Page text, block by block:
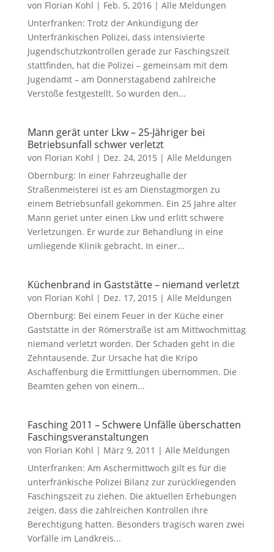
von Florian Kohl | Feb. 5, 2016| Alle Meldungen
Unterfranken: Trotz der Ankündigung der
Unterfränkischen Polizei, dass intensivierte
Jugendschutzkontrollen gerade zur Faschingszeit
stattfinden, hat die Polizei – gemeinsam mit dem
Jugendamt – am Donnerstagabend zahlreiche
Verstöße festgestellt. So wurden den...
Mann gerät unter Lkw – 25-Jähriger bei
Betriebsunfall schwer verletzt
von Florian Kohl | Dez. 24, 2015 | Alle Meldungen
Obernburg: In einer Fahrzeughalle der
Straßenmeisterei ist es am Dienstagmorgen zu
einem Betriebsunfall gekommen. Ein 25 Jahre alter
Mann geriet unter einen Lkw und erlitt schwere
Verletzungen. Er wurde zur Behandlung in eine
umliegende Klinik gebracht. In einer...
Küchenbrand in Gaststätte – niemand verletzt
von Florian Kohl | Dez. 17, 2015 | Alle Meldungen
Obernburg: Bei einem Feuer in der Küche einer
Gaststätte in der Römerstraße ist am Mittwochmittag
niemand verletzt worden. Der Schaden geht in die
Zehntausende. Zur Ursache hat die Kripo
Aschaffenburg die Ermittlungen übernommen. Die
Beamten gehen von einem...
Fasching 2011 – Schwere Unfälle überschatten
Faschingsveranstaltungen
von Florian Kohl | März 9, 2011 | Alle Meldungen
Unterfranken: Am Aschermittwoch gilt es für die
unterfränkische Polizei Bilanz zur zurückliegenden
Faschingszeit zu ziehen. Die aktuellen Erhebungen
zeigen, dass die zahlreichen Kontrollen ihre
Berechtigung hatten. Besonders tragisch waren zwei
Vorfälle im Landkreis...